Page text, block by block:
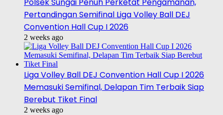
Polsek Sungai Penuh Perketat Pengamanan,
Pertandingan Semifinal Liga Volley Ball DEJ
Convention Hall Cup I 2026
2 weeks ago
Liga Volley Ball DEJ Convention Hall Cup I 2026
Memasuki Semifinal, Delapan Tim Terbaik Siap
Berebut Tiket Final
2 weeks ago